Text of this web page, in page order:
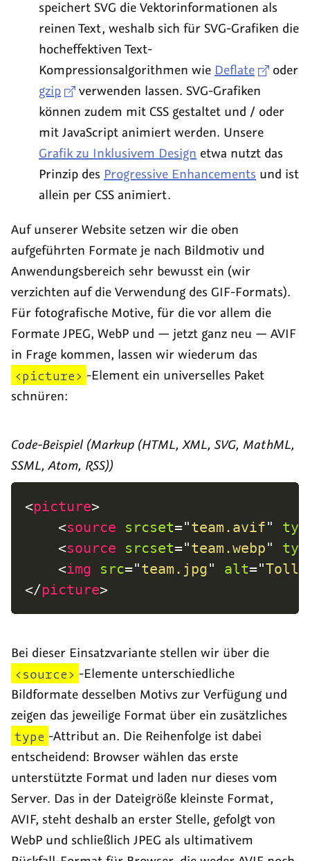
speichert SVG die Vektorinformationen als
reinen Text, weshalb sich für SVG-Grafiken die
hocheffektiven Text-
Kompressionsalgorithmen wie Deflate
oder
gzip
verwenden lassen. SVG-Grafiken
können zudem mit CSS gestaltet und / oder
mit JavaScript animiert werden. Unsere
Grafik zu Inklusivem Design etwa nutzt das
Prinzip des Progressive Enhancements und ist
allein per CSS animiert.
Auf unserer Website setzen wir die oben
aufgeführten Formate je nach Bildmotiv und
Anwendungsbereich sehr bewusst ein (wir
verzichten auf die Verwendung des GIF-Formats).
Für fotografische Motive, für die vor allem die
Formate JPEG, WebP und — jetzt ganz neu — AVIF
in Frage kommen, lassen wir wiederum das
<picture> -Element ein universelles Paket
schnüren:
Code-Beispiel (Markup (HTML, XML, SVG, MathML,
SSML, Atom, RSS))
<picture>
<source srcset="team.avif"
<source srcset="team.webp"
<img src="team.jpg" alt="
</picture>
Bei dieser Einsatzvariante stellen wir über die
<source> -Elemente unterschiedliche
Bildformate desselben Motivs zur Verfügung und
zeigen das jeweilige Format über ein zusätzliches
type -Attribut an. Die Reihenfolge ist dabei
entscheidend: Browser wählen das erste
unterstützte Format und laden nur dieses vom
Server. Das in der Dateigröße kleinste Format,
AVIF, steht deshalb an erster Stelle, gefolgt von
WebP und schließlich JPEG als ultimativem